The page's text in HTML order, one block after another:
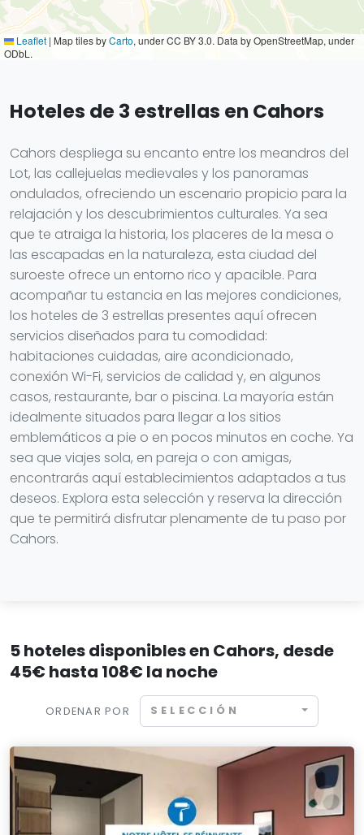
Leaflet | Map tiles byCarto, under CC BY 3.0. Data by OpenStreetMap, under
ODbL.
Hoteles de 3 estrellas en Cahors
Cahors despliega su encanto entre los meandros del
Lot, las callejuelas medievales y los panoramas
ondulados, ofreciendo un escenario propicio para la
relajación y los descubrimientos culturales. Ya sea
que te atraiga la historia, los placeres de la mesa o
las escapadas en la naturaleza, esta ciudad del
suroeste ofrece un entorno rico y apacible. Para
acompañar tu estancia en las mejores condiciones,
los hoteles de 3 estrellas presentes aquí ofrecen
servicios diseñados para tu comodidad:
habitaciones cuidadas, aire acondicionado,
conexión Wi-Fi, servicios de calidad y, en algunos
casos, restaurante, bar o piscina. La mayoría están
idealmente situados para llegar a los sitios
emblemáticos a pie o en pocos minutos en coche. Ya
sea que viajes sola, en pareja o con amigas,
encontrarás aquí establecimientos adaptados a tus
deseos. Explora esta selección y reserva la dirección
que te permitirá disfrutar plenamente de tu paso por
Cahors.
5 hoteles disponibles en Cahors, desde
45€ hasta 108€ la noche
ORDENAR POR SELECCIÓN